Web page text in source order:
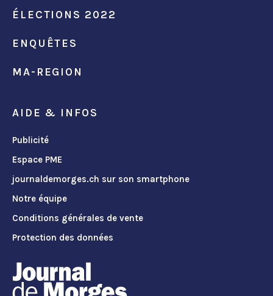
ÉLECTIONS 2022
ENQUÊTES
MA-REGION
AIDE & INFOS
Publicité
Espace PME
journaldemorges.ch sur son smartphone
Notre équipe
Conditions générales de vente
Protection des données